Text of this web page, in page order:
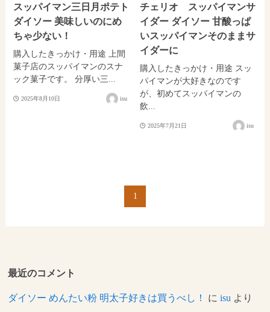
スッパイマン三日月ポテト
ダイソー 美味しいのにめ
ちゃ少ない！
購入したきっかけ・用途 上間
菓子店のスッパイマンのスナ
ック菓子です。 分厚い三...
2025年8月10日 isu
チェリオ スッパイマンサ
イダー ダイソー 甘酸っぱ
いスッパイマンそのままサ
イダーに
購入したきっかけ・用途 スッ
パイマンが大好きなのです
が、初めてスッパイマンの
飲...
2025年7月21日 isu
1
最近のコメント
ダイソー めんたい粉 明太子好きは買うべし！ にisu より